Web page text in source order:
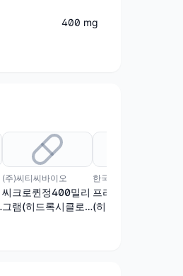
400 mg
(주)씨티씨바이오
씨크로퀸정400밀리
그램(히드록시클로
한국프라임제약(주)
프라임클로로퀸정
(히드록시클로로퀸